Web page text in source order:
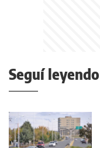
Seguí leyendo